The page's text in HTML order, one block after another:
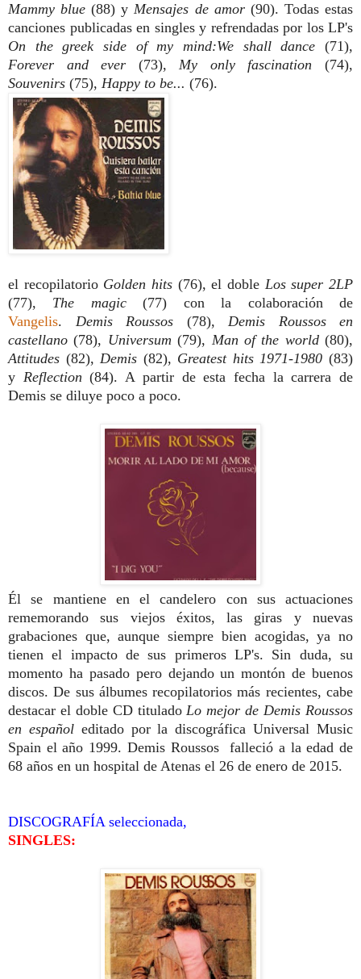
Mammy blue(88) yMensajes de amor (90). Todas estas
canciones publicadas en singles y refrendadas por los LP's
On the greek side of my mind:We shall dance (71),
Forever and ever (73),My only fascination(74),
Souvenirs (75), Happy to be... (76).
el recopilatorio Golden hits (76), el doble Los super 2LP
(77), The magic(77) con la colaboración de
Vangelis. Demis Roussos (78), Demis Roussos en
castellano (78), Universum(79), Man of the world (80),
Attitudes (82),Demis (82), Greatest hits 1971-1980(83)
y Reflection (84). A partir de esta fecha la carrera de
Demis se diluye poco a poco.
Él se mantiene en el candelero con sus actuaciones
rememorando sus viejos éxitos, las giras y nuevas
grabaciones que, aunque siempre bien acogidas, ya no
tienen el impacto de sus primeros LP's. Sin duda, su
momento ha pasado pero dejando un montón de buenos
discos. De sus álbumes recopilatorios más recientes, cabe
destacar el doble CD tituladoLo mejor de Demis Roussos
en español editado por la discográfica Universal Music
Spain el año 1999. Demis Roussos falleció a la edad de
68 años en un hospital de Atenas el 26 de enero de 2015.
DISCOGRAFÍA seleccionada,
SINGLES: